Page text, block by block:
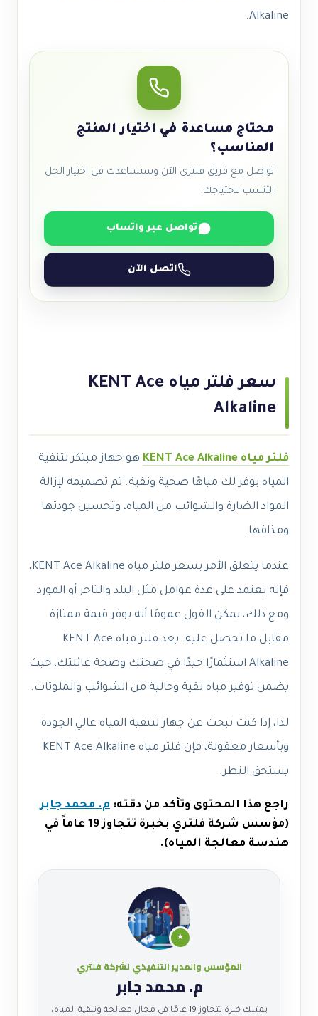
Alkaline.
محتاج مساعدة في اختيار المنتج
المناسب؟
تواصل مع فريق فلتري الآن وسنساعدك في اختيار الحل
الأنسب لاحتياجك.
تواصل عبر واتساب
اتصل الآن
سعر فلتر مياه KENT Ace
Alkaline
فلتر مياه KENT Ace Alkaline
هو جهاز مبتكر لتنقية
المياه يوفر لك مياهًا صحية ونقية. تم تصميمه لإزالة
المواد الضارة والشوائب من المياه، وتحسين جودتها
ومذاقها.
عندما يتعلق الأمر بسعر فلتر مياه KENT Ace Alkaline،
فإنه يعتمد على عدة عوامل مثل البلد والتاجر أو المورد.
ومع ذلك، يمكن القول عمومًا أنه يوفر قيمة ممتازة
مقابل ما تحصل عليه. يعد فلتر مياه KENT Ace
Alkaline استثمارًا جيدًا في صحتك وصحة عائلتك، حيث
يضمن توفير مياه نقية وخالية من الشوائب والملوثات.
لذا، إذا كنت تبحث عن جهاز لتنقية المياه عالي الجودة
وبأسعار معقولة، فإن فلتر مياه KENT Ace Alkaline
يستحق النظر.
راجع هذا المحتوى وتأكد من دقته: م. محمد جابر
(مؤسس شركة فلتري بخبرة تتجاوز 19 عاماً في
هندسة معالجة المياه).
★
المؤسس والمدير التنفيذي لشركة فلتري
م. محمد جابر
يمتلك خبرة تتجاوز 19 عامًا في مجال معالجة وتنقية المياه،